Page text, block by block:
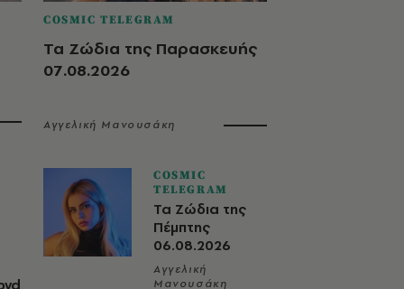
COSMIC TELEGRAM
Τα Ζώδια της Παρασκευής
07.08.2026
Αγγελική Μανουσάκη
COSMIC
TELEGRAM
Τα Ζώδια της
Πέμπτης
06.08.2026
Αγγελική
Μανουσάκη